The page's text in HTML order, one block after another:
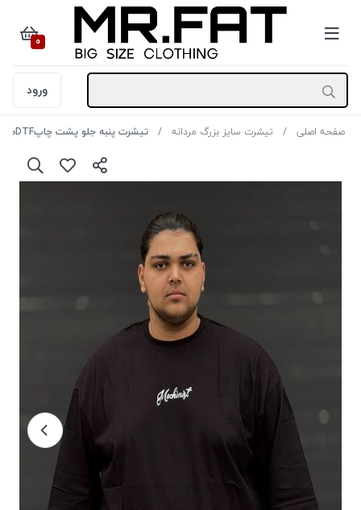
0
ورود
صفحه اصلی تیشرت سایز بزرگ مردانه تیشرت پنبه جلو پشت چاپDTFطرح عقاب رنگ مشکی سایز5XL